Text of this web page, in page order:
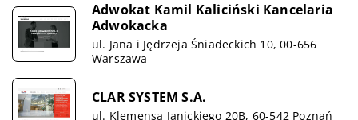
Adwokat Kamil Kaliciński Kancelaria
Adwokacka
ul. Jana i Jędrzeja Śniadeckich 10, 00-656
Warszawa
CLAR SYSTEM S.A.
ul. Klemensa Janickiego 20B, 60-542 Poznań